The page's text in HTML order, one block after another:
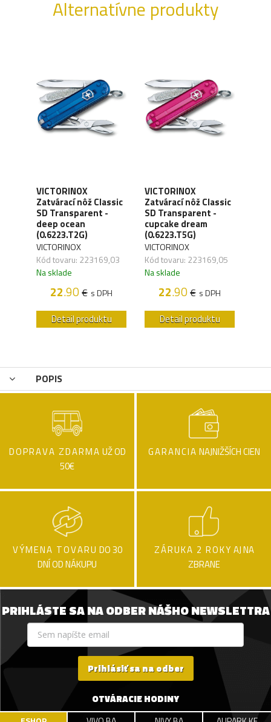
Alternatívne produkty
VICTORINOX
Zatvárací nôž Classic
SD Transparent -
deep ocean
(0.6223.T2G)
VICTORINOX
Kód tovaru: 223169,03
Na sklade
22.90€ s DPH
Detail produktu
VICTORINOX
Zatvárací nôž Classic
SD Transparent -
cupcake dream
(0.6223.T5G)
VICTORINOX
Kód tovaru: 223169,05
Na sklade
22.90€ s DPH
Detail produktu
POPIS
DOPRAVA ZDARMA UŽ OD
50€
GARANCIA NAJNIŽŠÍCH CIEN
VÝMENA TOVARU DO 30
DNÍ OD NÁKUPU
ZÁRUKA 2 ROKY AJ NA
ZBRANE
PRIHLÁSTE SA NA ODBER NÁŠHO NEWSLETTRA
Prihlásiť sa na odber
OTVÁRACIE HODINY